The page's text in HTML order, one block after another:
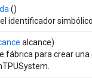
()
identificador
alcance)
fábrica para crear